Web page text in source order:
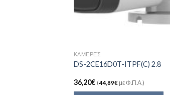
ΚΆΜΕΡΕΣ
DS-2CE16D0T-ITPF(C) 2.8
36,20€ (44,89€με Φ.Π.Α.)